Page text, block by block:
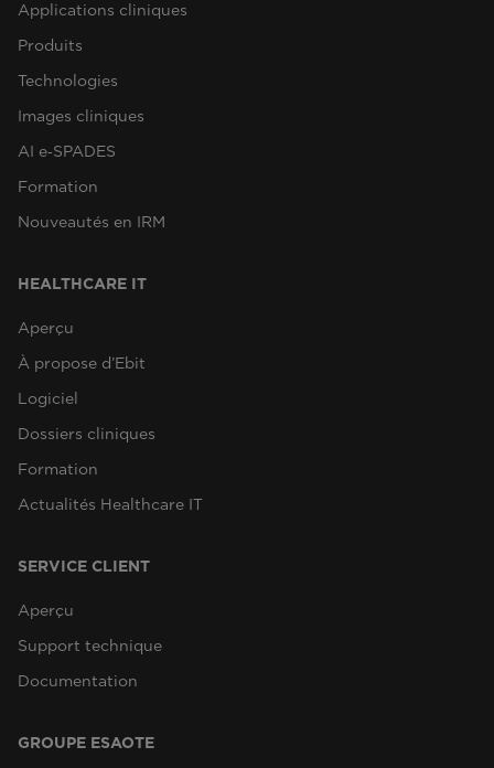
Applications cliniques
Produits
Technologies
Images cliniques
AI e‑SPADES
Formation
Nouveautés en IRM
HEALTHCARE IT
Aperçu
À propose d’Ebit
Logiciel
Dossiers cliniques
Formation
Actualités Healthcare IT
SERVICE CLIENT
Aperçu
Support technique
Documentation
GROUPE ESAOTE